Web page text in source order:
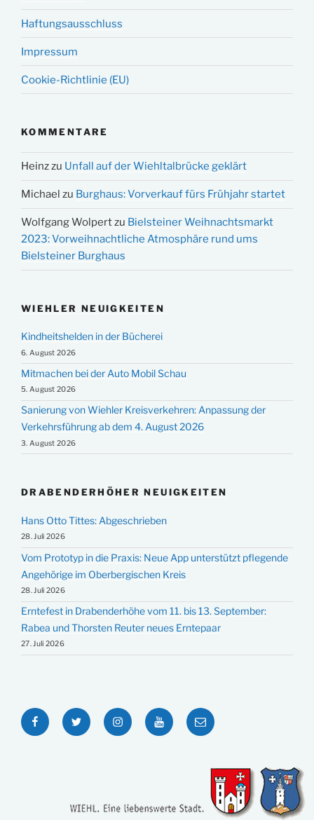
Haftungsausschluss
Impressum
Cookie-Richtlinie (EU)
KOMMENTARE
Heinzzu Unfall auf der Wiehltalbrücke geklärt
Michael zu Burghaus: Vorverkauf fürs Frühjahr startet
Wolfgang Wolpertzu Bielsteiner Weihnachtsmarkt
2023: Vorweihnachtliche Atmosphäre rund ums
Bielsteiner Burghaus
WIEHLER NEUIGKEITEN
Kindheitshelden in der Bücherei
6. August 2026
Mitmachen bei der Auto Mobil Schau
5. August 2026
Sanierung von Wiehler Kreisverkehren: Anpassung der
Verkehrsführung ab dem 4. August 2026
3. August 2026
DRABENDERHÖHER NEUIGKEITEN
Hans Otto Tittes: Abgeschrieben
28. Juli 2026
Vom Prototyp in die Praxis: Neue App unterstützt pflegende
Angehörige im Oberbergischen Kreis
28. Juli 2026
Erntefest in Drabenderhöhe vom 11. bis 13. September:
Rabea und Thorsten Reuter neues Erntepaar
27. Juli 2026
FacebookTwitter InstagramYouTubeE-
Mail